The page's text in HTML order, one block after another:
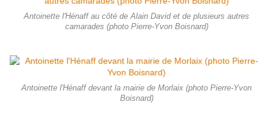
Antoinette l'Hénaff au côté de Alain David et de plusieurs autres
camarades (photo Pierre-Yvon Boisnard)
Antoinette l'Hénaff devant la mairie de Morlaix (photo Pierre-Yvon
Boisnard)